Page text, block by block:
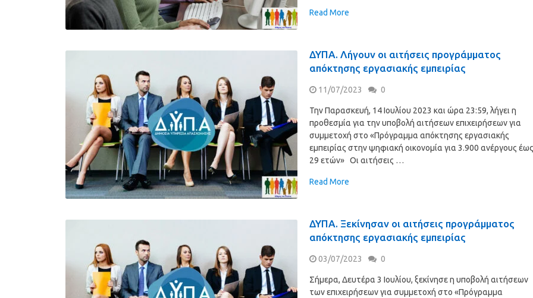
Read More
ΔΥΠΑ. Λήγουν οι αιτήσεις προγράμματος
απόκτησης εργασιακής εμπειρίας
11/07/2023 0
Την Παρασκευή, 14 Ιουλίου 2023 και ώρα 23:59, λήγει η
προθεσμία για την υποβολή αιτήσεων επιχειρήσεων για
συμμετοχή στο «Πρόγραμμα απόκτησης εργασιακής
εμπειρίας στην ψηφιακή οικονομία για 3.900 ανέργους
29 ετών» Οι αιτήσεις …
Read More
ΔΥΠΑ. Ξεκίνησαν οι αιτήσεις προγράμματος
απόκτησης εργασιακής εμπειρίας
03/07/2023 0
Σήμερα, Δευτέρα 3 Ιουλίου, ξεκίνησε η υποβολή αιτήσεων
των επιχειρήσεων για συμμετοχή στο «Πρόγραμμα